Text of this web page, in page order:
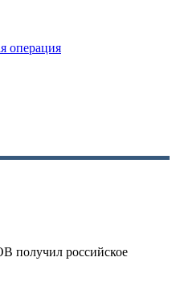
операция
получил российское